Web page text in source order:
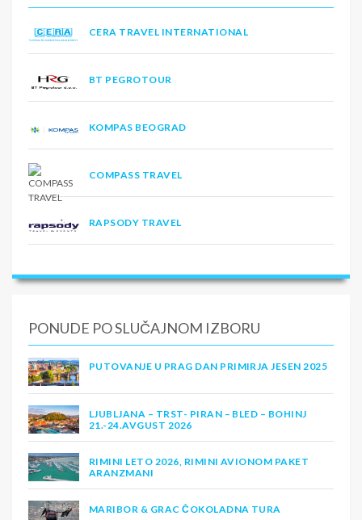
CERA TRAVEL INTERNATIONAL
BT PEGROTOUR
KOMPAS BEOGRAD
COMPASS TRAVEL
RAPSODY TRAVEL
PONUDE PO SLUČAJNOM IZBORU
PUTOVANJE U PRAG DAN PRIMIRJA JESEN 2025
LJUBLJANA – TRST- PIRAN – BLED – BOHINJ
21.-24.AVGUST 2026
RIMINI LETO 2026, RIMINI AVIONOM PAKET
ARANZMANI
MARIBOR & GRAC ČOKOLADNA TURA